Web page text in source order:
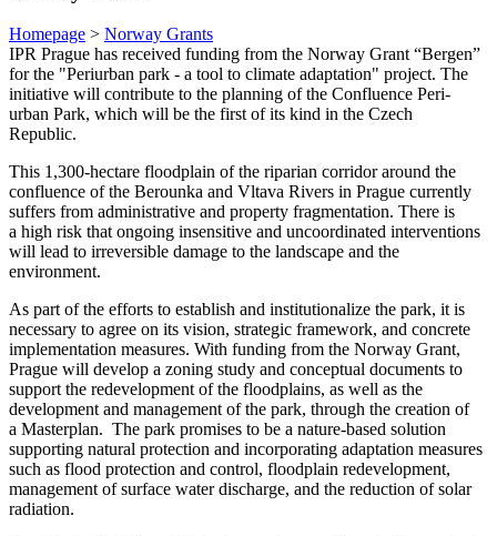
Homepage > Norway Grants
IPR Prague has received funding from the Norway Grant “Bergen”
for the "Periurban park - a tool to climate adaptation" project. The
initiative will contribute to the planning of the Confluence Peri-
urban Park, which will be the first of its kind in the Czech
Republic.
This 1,300-hectare floodplain of the riparian corridor around the
confluence of the Berounka and Vltava Rivers in Prague currently
suffers from administrative and property fragmentation. There is
a high risk that ongoing insensitive and uncoordinated interventions
will lead to irreversible damage to the landscape and the
environment.
As part of the efforts to establish and institutionalize the park, it is
necessary to agree on its vision, strategic framework, and concrete
implementation measures. With funding from the Norway Grant,
Prague will develop a zoning study and conceptual documents to
support the redevelopment of the floodplains, as well as the
development and management of the park, through the creation of
a Masterplan. The park promises to be a nature-based solution
supporting natural protection and incorporating adaptation measures
such as flood protection and control, floodplain redevelopment,
management of surface water discharge, and the reduction of solar
radiation.